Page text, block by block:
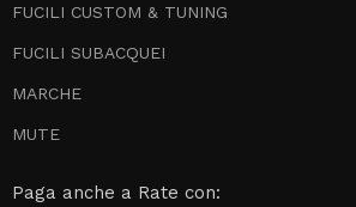
FUCILI CUSTOM & TUNING
FUCILI SUBACQUEI
MARCHE
MUTE
Paga anche a Rate con: